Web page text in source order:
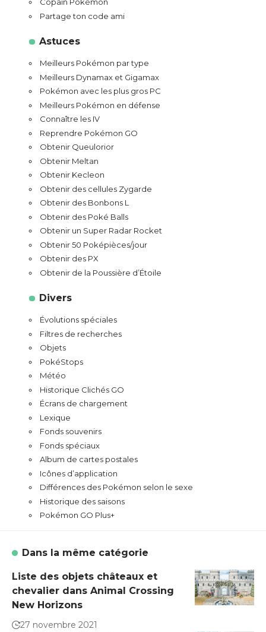
Copain Pokémon
Partage ton code ami
Astuces
Meilleurs Pokémon par type
Meilleurs Dynamax et Gigamax
Pokémon avec les plus gros PC
Meilleurs Pokémon en défense
Connaître les IV
Reprendre Pokémon GO
Obtenir Queulorior
Obtenir Meltan
Obtenir Kecleon
Obtenir des cellules Zygarde
Obtenir des Bonbons L
Obtenir des Poké Balls
Obtenir un Super Radar Rocket
Obtenir 50 Poképièces/jour
Obtenir des PX
Obtenir de la Poussière d’Étoile
Divers
Évolutions spéciales
Filtres de recherches
Objets
PokéStops
Météo
Historique Clichés GO
Écrans de chargement
Lexique
Fonds souvenirs
Fonds spéciaux
Album de cartes postales
Icônes d’application
Différences des Pokémon selon le sexe
Historique des saisons
Pokémon GO Plus+
Dans la même catégorie
Liste des objets châteaux et
chevalier dans Animal Crossing
New Horizons
27 novembre 2021